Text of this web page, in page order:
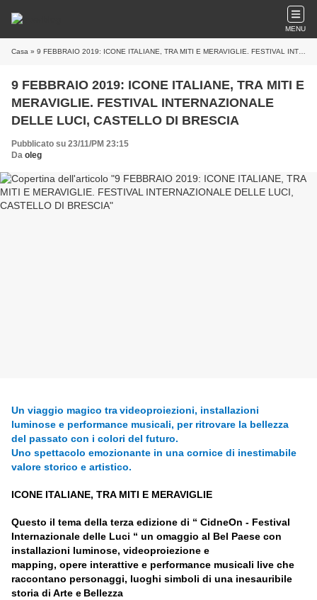
MENU
Casa » 9 FEBBRAIO 2019: ICONE ITALIANE, TRA MITI E MERAVIGLIE. FESTIVAL INTERNAZIONALE DELLE LUCI, CASTELLO DI BRESCIA
9 FEBBRAIO 2019: ICONE ITALIANE, TRA MITI E
MERAVIGLIE. FESTIVAL INTERNAZIONALE
DELLE LUCI, CASTELLO DI BRESCIA
Pubblicato su 23/11/PM 23:15
Da oleg
Un viaggio magico travideoproiezioni, installazioni
luminose e performance musicali, per ritrovare la bellezza
del passato con i colori del futuro.
Uno spettacolo emozionante in una cornice di inestimabile
valore storico e artistico.
ICONE ITALIANE, TRA MITI E MERAVIGLIE
Questo il tema della terza edizione di “ CidneOn - Festival
Internazionale delle Luci “ un omaggio al Bel Paese con
installazioni luminose, videoproiezione e
mapping, opere interattive e performance musicali live che
raccontano personaggi, luoghi simboli di una inesauribile
storia di Arte e Bellezza